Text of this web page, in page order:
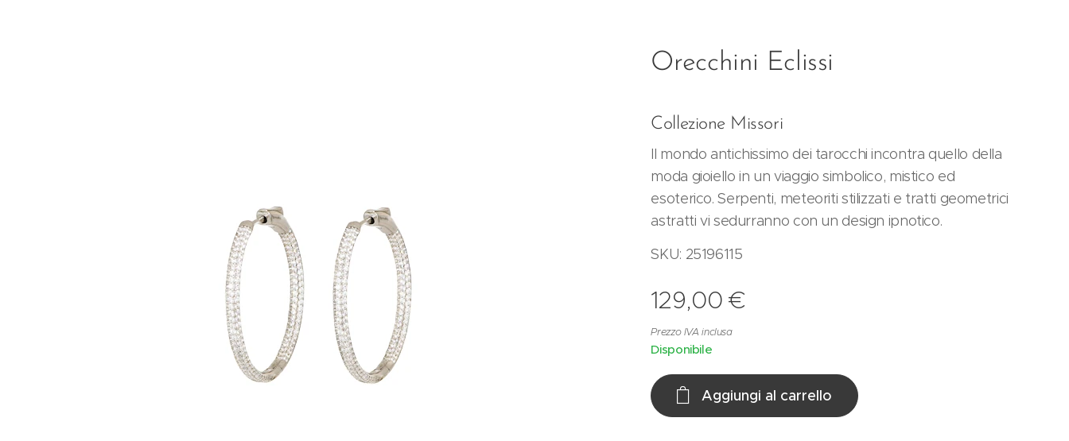
Orecchini Eclissi
Collezione Missori
Il mondo antichissimo dei tarocchi incontra quello della
moda gioiello in un viaggio simbolico, mistico ed
esoterico. Serpenti, meteoriti stilizzati e tratti geometrici
astratti vi sedurranno con un design ipnotico.
SKU: 25196115
129,00 €
Prezzo IVA inclusa
Disponibile
Aggiungi al carrello